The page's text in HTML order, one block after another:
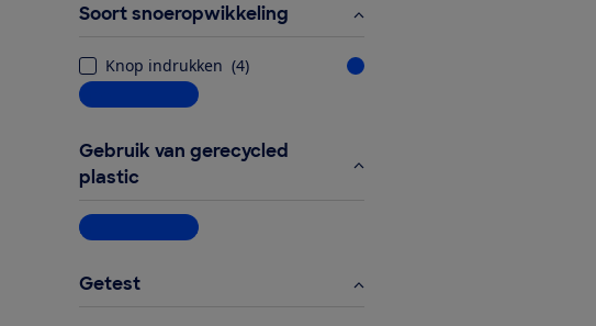
Soort snoeropwikkeling
Knop indrukken (4)
Meer informatie
Gebruik van gerecycled
plastic
Meer informatie
Getest